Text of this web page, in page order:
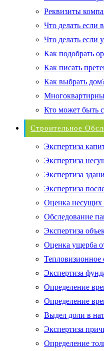
Реквизиты
Что делать если
Что делать если
Как подобрать
Как писать
Как выбрать
Кто может быть
Строительное
Экспертиза
Экспертиза
Экспертиза
Экспертиза
Оценка несущих
Обследование
Экспертиза
Оценка ущерба
Тепловизионное
Экспертиза
Определение
Определение
Выдел доли в
Экспертиза
Определение